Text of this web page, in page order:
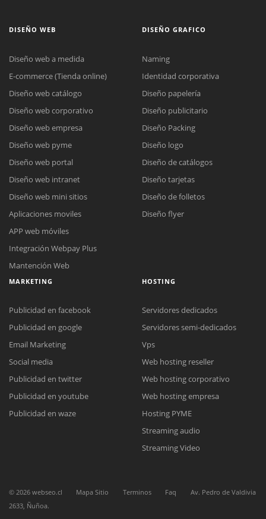
Reunión online
Nuestros ejecutivos le enviarán un correo electrónico con el enlace a
Meet para la reunión online.
Cotización
Todos nuestros ejecutivos están fuera de línea. Complete el formulario
DISEÑO WEB
Diseño web a medida
E-commerce (Tienda online)
Diseño web catálogo
Diseño web corporativo
Diseño web empresa
Diseño web pyme
Diseño web portal
Diseño web intranet
Diseño web mini sitios
Aplicaciones moviles
APP web móviles
Integración Webpay Plus
Mantención Web
DISEÑO GRAFICO
Naming
Identidad corporativa
Diseño papelería
Diseño publicitario
Diseño Packing
Diseño logo
Diseño de catálogos
Diseño tarjetas
Diseño de folletos
Diseño flyer
MARKETING
Publicidad en facebook
Publicidad en google
Email Marketing
Social media
Publicidad en twitter
Publicidad en youtube
Publicidad en waze
HOSTING
Servidores dedicados
Servidores semi-dedicados
Vps
Web hosting reseller
Web hosting corporativo
Web hosting empresa
Hosting PYME
Streaming audio
Streaming Video
© 2026 webseo.cl Mapa Sitio Terminos Faq
Av. Pedro de Valdivia
2633, Ñuñoa.